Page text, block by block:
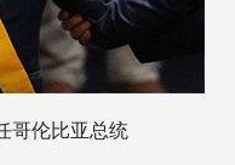
哥伦比亚总统